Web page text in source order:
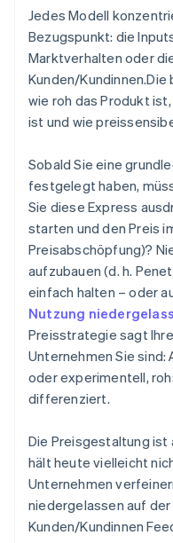
Jedes Modell
Bezugspunkt: die
Marktverhalten oder
Kunden/
wie roh das Produkt
ist und wie
Sobald Sie eine
festgelegt haben,
Sie diese Express
starten und den Preis
Preisabschöpfung)?
aufzubauen (d. h.
einfach halten – oder
Nutzung
Preisstrategie sagt
Unternehmen Sie
oder experimentell,
differenziert.
‍Die Preisgestaltung ist
hält heute vielleicht
Unternehmen
niedergelassen auf
Kunden/Kundinnen